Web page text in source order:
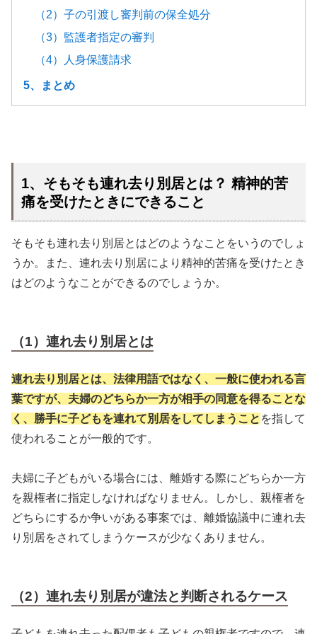
（2）子の引渡し審判前の保全処分
（3）監護者指定の審判
（4）人身保護請求
5、まとめ
1、そもそも連れ去り別居とは？ 精神的苦
痛を受けたときにできること
そもそも連れ去り別居とはどのようなことをいうのでしょ
うか。また、連れ去り別居により精神的苦痛を受けたとき
はどのようなことができるのでしょうか。
（1）連れ去り別居とは
連れ去り別居とは、法律用語ではなく、一般に使われる言
葉ですが、夫婦のどちらか一方が相手の同意を得ることな
く、勝手に子どもを連れて別居をしてしまうこと を指して
使われることが一般的です。
夫婦に子どもがいる場合には、離婚する際にどちらか一方
を親権者に指定しなければなりません。しかし、親権者を
どちらにするか争いがある事案では、離婚協議中に連れ去
り別居をされてしまうケースが少なくありません。
（2）連れ去り別居が違法と判断されるケース